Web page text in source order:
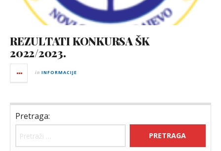
REZULTATI KONKURSA ŠK
2022/2023.
in INFORMACIJE
Pretraga: